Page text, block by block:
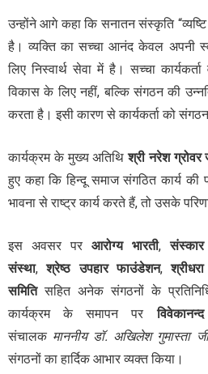
उन्होंने आगे कहा कि सनातन संस्कृति “
है। व्यक्ति का सच्चा आनंद केवल अपनी
लिए निस्वार्थ सेवा में है। सच्चा
विकास के लिए नहीं,बल्कि संगठन की
करता है। इसी कारण से कार्यकर्ता को
कार्यक्रम के मुख्य अतिथि श्री नरेश ग्रोवर
हुए कहा कि हिन्दू समाज संगठित कार्य
भावना से राष्ट्र कार्य करते हैं,तो उसके
इस अवसर पर आरोग्य भारती,संस्कार
संस्था,श्रेष्ठ उपहार फाउंडेशन,
समिति सहित अनेक संगठनों के
कार्यक्रम के समापन पर
संचालक माननीय डॉ. अखिलेश गुमास्ता जी
संगठनों का हार्दिक आभार व्यक्त किया।